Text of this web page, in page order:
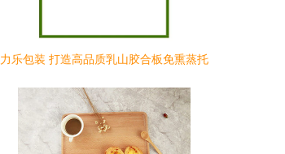
力乐包装 打造高品质乳山胶合板免熏蒸托